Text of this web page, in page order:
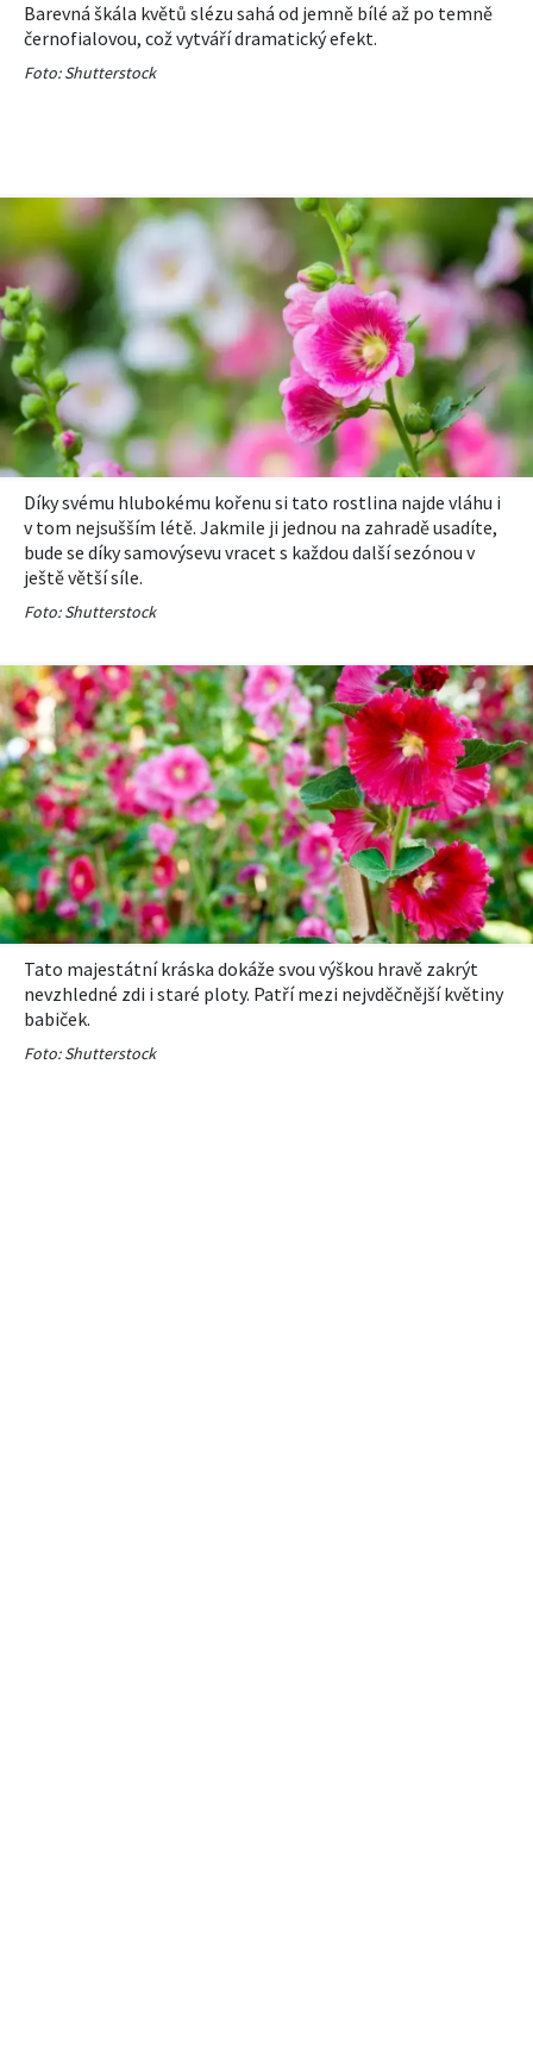
Barevná škála květů slézu sahá od jemně bílé až po temně
černofialovou, což vytváří dramatický efekt.
Foto: Shutterstock
Díky svému hlubokému kořenu si tato rostlina najde vláhu i
v tom nejsušším létě. Jakmile ji jednou na zahradě usadíte,
bude se díky samovýsevu vracet s každou další sezónou v
ještě větší síle.
Foto: Shutterstock
Tato majestátní kráska dokáže svou výškou hravě zakrýt
nevzhledné zdi i staré ploty. Patří mezi nejvděčnější květiny
babiček.
Foto: Shutterstock